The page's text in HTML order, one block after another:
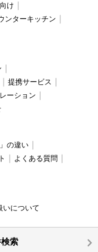
け
ンターキッチン
提携サービス
ーション
の違い
よくある質問
いについて
索